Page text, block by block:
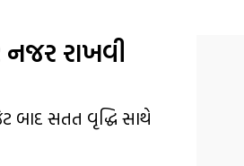
નજર રાખવી
બાદ સતત વૃદ્ધિ સાથે